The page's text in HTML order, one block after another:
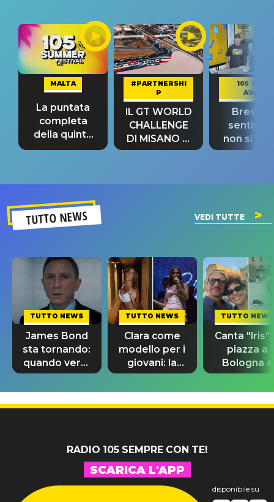
MALTA
La puntata
completa
della quinta
tappa
#PARTNERSHI
P
IL GT WORLD
CHALLENGE
DI MISANO si
riconferma
105 TAKE
AWAY
Bresh:
non si
fino alla
TUTTO NEWS VEDI TUTTE
TUTTO NEWS
James Bond
sta tornando:
quando verrà
svelato il
nuovo 007
TUTTO NEWS
Clara come
modello per i
giovani: la
dedica
dell'ex
professore
TUTTO NEWS
Canta "Iris"
piazza a
Bologna e
spunta
Antonacci
RADIO 105 SEMPRE CON TE!
SCARICA L'APP
disponibile su